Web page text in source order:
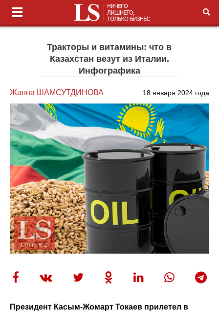
Тракторы и витамины: что в
Казахстан везут из Италии.
Инфографика
Жанна ШАМСУТДИНОВА 18 января 2024 года
Президент Касым-Жомарт Токаев прилетел в